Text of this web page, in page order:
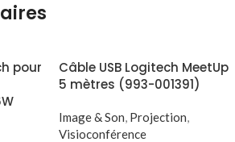
pour
Câble USB Logitech MeetUp
5 mètres (993-001391)
Image & Son, Projection,
Visioconférence